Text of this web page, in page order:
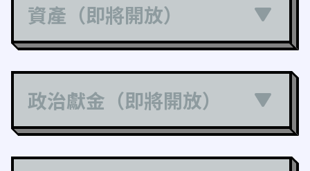
資產（即將開放）
政治獻金（即將開放）